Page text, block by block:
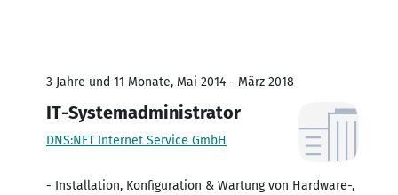
3 Jahre und 11 Monate, Mai 2014 - März 2018
IT-Systemadministrator
DNS:NET Internet Service GmbH
- Installation, Konfiguration & Wartung von Hardware-,